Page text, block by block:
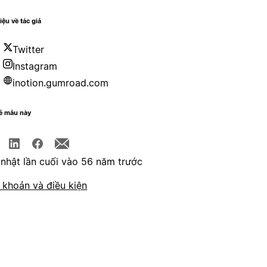
về tác giả
Twitter
Instagram
inotion.gumroad.com
mẫu này
lần cuối vào 56 năm trước
và điều kiện